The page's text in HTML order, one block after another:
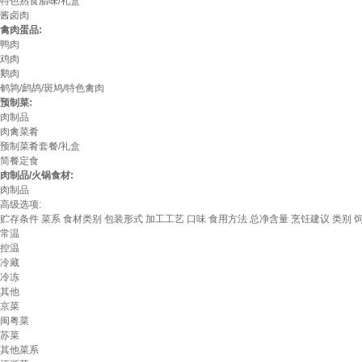
酱卤肉
禽肉蛋品:
鸭肉
鸡肉
鹅肉
鹌鹑/鹧鸪/斑鸠/特色禽肉
预制菜:
肉制品
肉禽菜肴
预制菜肴套餐/礼盒
简餐定食
肉制品/火锅食材:
肉制品
高级选项:
贮存条件 菜系 食材类别 包装形式 加工工艺 口味 食用方法 总净含量 烹饪建议 类别
常温
控温
冷藏
冷冻
其他
京菜
闽粤菜
苏菜
其他菜系